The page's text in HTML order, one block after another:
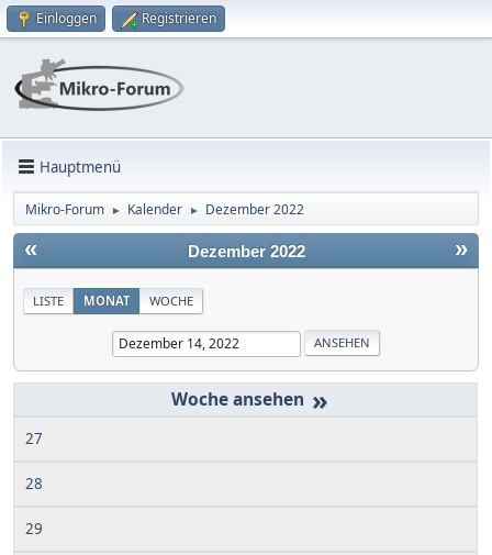
Einloggen Registrieren
Hauptmenü
Mikro-Forum ► Kalender ► Dezember 2022
« »
Dezember 2022
LISTE MONAT WOCHE
»
27
28
29